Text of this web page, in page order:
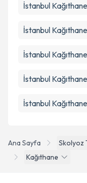
Ana Sayfa Skolyoz
Kağıthane
İstanbul
İstanbul
İstanbul
İstanbul
İstanbul